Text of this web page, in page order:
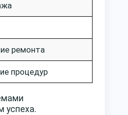
ремонта
процедур
успеха.